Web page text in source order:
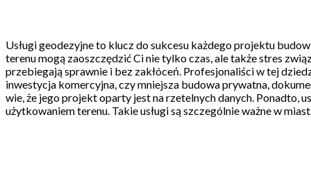
Usługi geodezyjne to klucz do sukcesu każdego projektu
terenu mogą zaoszczędzić Ci nie tylko czas, ale także stres
przebiegają sprawnie i bez zakłóceń. Profesjonaliści w tej
inwestycja komercyjna, czy mniejsza budowa prywatna,
wie, że jego projekt oparty jest na rzetelnych danych. Ponadto,
użytkowaniem terenu. Takie usługi są szczególnie ważne w